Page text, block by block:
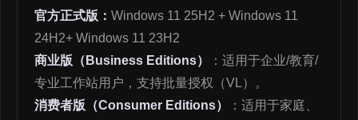
官方正式版： Windows 11 25H2 + Windows 11
24H2+ Windows 11 23H2
商业版（Business Editions）
：适用于企业/教育/
专业工作站用户，支持批量授权（VL）。
消费者版（Consumer Editions）
：适用于家庭、